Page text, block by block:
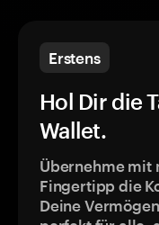
Erstens
Hol Dir die
Wallet.
Übernehme mit
Fingertipp die
Deine